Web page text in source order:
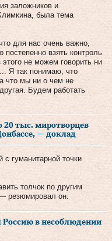
заложников и
была тема
для нас очень важно,
взять контроль
не можем говорить ни
Я так понимаю, что
что мы ни о чем не
Будем работать
20 тыс. миротворцев
— доклад
гуманитарной точки
толчок по другим
резюмировал он.
в несоблюдении